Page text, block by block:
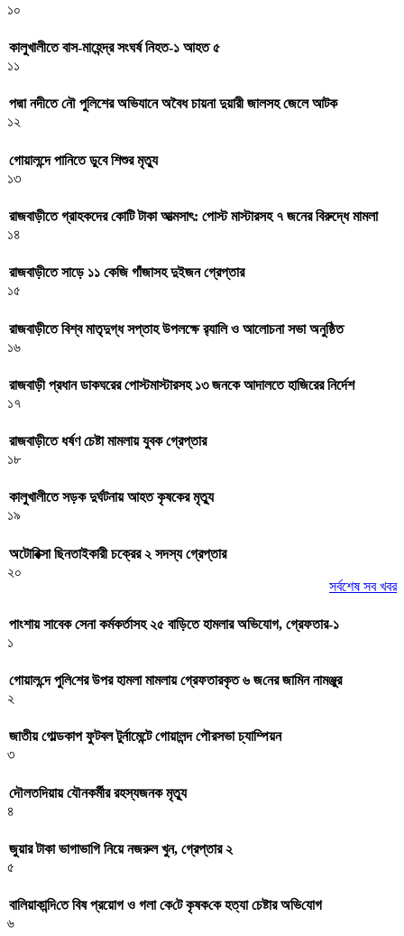
১০
কালুখালীতে বাস-মাহেন্দ্র সংঘর্ষ নিহত-১ আহত ৫
১১
পদ্মা নদীতে নৌ পুলিশের অভিযানে অবৈধ চায়না দুয়ারী জালসহ জেলে আটক
১২
গোয়ালন্দে পানিতে ডুবে শিশুর মৃত্যু
১৩
রাজবাড়ীতে গ্রাহকদের কোটি টাকা আত্মসাৎ: পোস্ট মাস্টারসহ ৭ জনের বিরুদ্ধে মামলা
১৪
রাজবাড়ীতে সাড়ে ১১ কেজি গাঁজাসহ দুইজন গ্রেপ্তার
১৫
রাজবাড়ীতে বিশ্ব মাতৃদুগ্ধ সপ্তাহ উপলক্ষে র‌্যালি ও আলোচনা সভা অনুষ্ঠিত
১৬
রাজবাড়ী প্রধান ডাকঘরের পোস্টমাস্টারসহ ১৩ জনকে আদালতে হাজিরের নির্দেশ
১৭
রাজবাড়ীতে ধর্ষণ চেষ্টা মামলায় যুবক গ্রেপ্তার
১৮
কালুখালীতে সড়ক দুর্ঘটনায় আহত কৃষকের মৃত্যু
১৯
অটোরিক্সা ছিনতাইকারী চক্রের ২ সদস্য গ্রেপ্তার
২০
সর্বশেষ সব খবর
পাংশায় সাবেক সেনা কর্মকর্তাসহ ২৫ বাড়িতে হামলার অভিযোগ, গ্রেফতার-১
১
গোয়াল‌ন্দে পু‌লি‌শের উপর হামলা মামলায় গ্রেফতারকৃত ৬ জ‌নের জা‌মিন নামঞ্জুর
২
জাতীয় গোল্ডকাপ ফুটবল টুর্নামেন্টে গোয়ালন্দ পৌরসভা চ্যাম্পিয়ন
৩
দৌলতদিয়ায় যৌনকর্মীর রহস্যজনক মৃত্যু
৪
জুয়ার টাকা ভাগাভাগি নিয়ে নজরুল খুন, গ্রেপ্তার ২
৫
বা‌লিয়াকা‌ন্দি‌তে বিষ প্রয়োগ ও গলা কে‌টে কৃষক‌কে হত্যা চেষ্টার অ‌ভি‌যোগ
৬